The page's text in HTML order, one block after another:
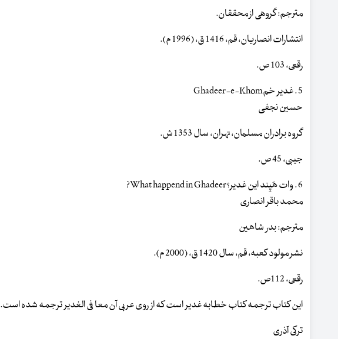
مترجم: گروهی از محققان.
انتشارات انصاریان، قم، 1416 ق، (1996 م).
رقعی، 103 ص.
5 . غدیر خمGhadeer-e-Khom
حسین نجفی
گروه برادران مسلمان، تهران، سال 1353 ش.
جیبی، 45 ص.
6 . وات هَپِند این غدیر؟What happend in Ghadeer?
محمد باقر انصاری
مترجم: بدر شاهین
نشر مولود کعبه، قم، سال 1420 ق، (2000 م).
رقعی، 112ص.
این کتاب ترجمه کتاب خطابه غدیر است که از روی عربی آن معا فی الغدیر ترجمه شده است.
ترکی آذری